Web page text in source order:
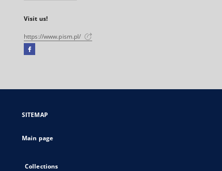
Visit us!
https://www.pism.pl/
Facebook
open
new
SITEMAP
Main page
Collections